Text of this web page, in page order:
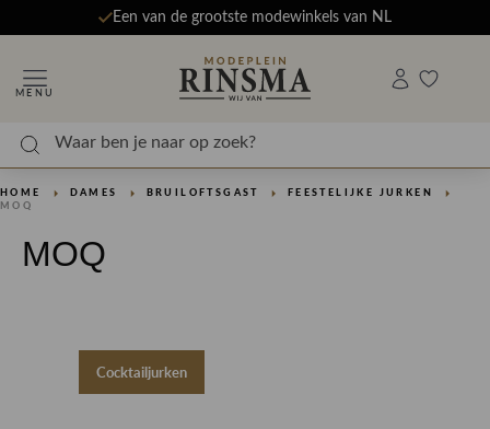
Een van de grootste modewinkels van NL
MENU
HOME DAMES BRUILOFTSGAST
FEESTELIJKE JURKEN
MOQ
MOQ
Cocktailjurken